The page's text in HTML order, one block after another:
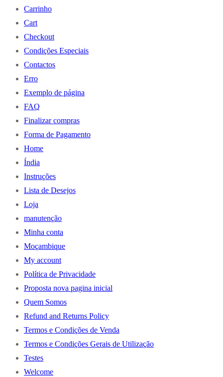
Carrinho
Cart
Checkout
Condições Especiais
Contactos
Erro
Exemplo de página
FAQ
Finalizar compras
Forma de Pagamento
Home
Índia
Instruções
Lista de Desejos
Loja
manutenção
Minha conta
Moçambique
My account
Política de Privacidade
Proposta nova pagina inicial
Quem Somos
Refund and Returns Policy
Termos e Condições de Venda
Termos e Condições Gerais de Utilização
Testes
Welcome